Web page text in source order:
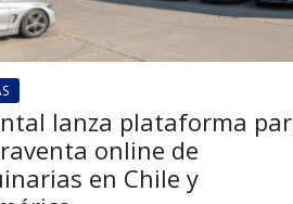
lanza plataforma
online de
en Chile y